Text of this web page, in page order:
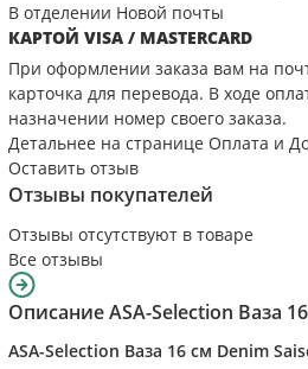
В отделении Новой почты
КАРТОЙ VISA / MASTERCARD
При оформлении заказа вам на
карточка для перевода. В ходе
назначении номер своего заказа.
Детальнее на странице Оплата и
Оставить отзыв
Отзывы покупателей
Отзывы отсутствуют в товаре
Все отзывы
ОписаниеASA-Selection Ваза
ASA-Selection Ваза 16 см Denim